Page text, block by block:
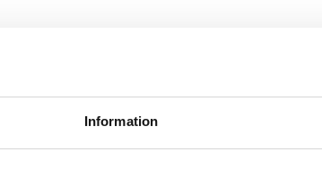
Information